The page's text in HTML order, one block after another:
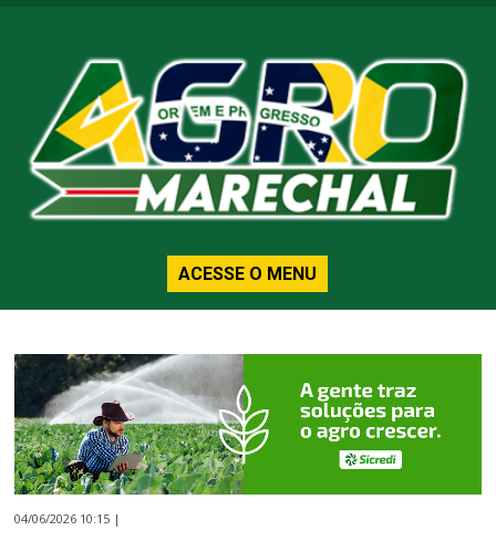
ACESSE O MENU
04/06/2026 10:15 |